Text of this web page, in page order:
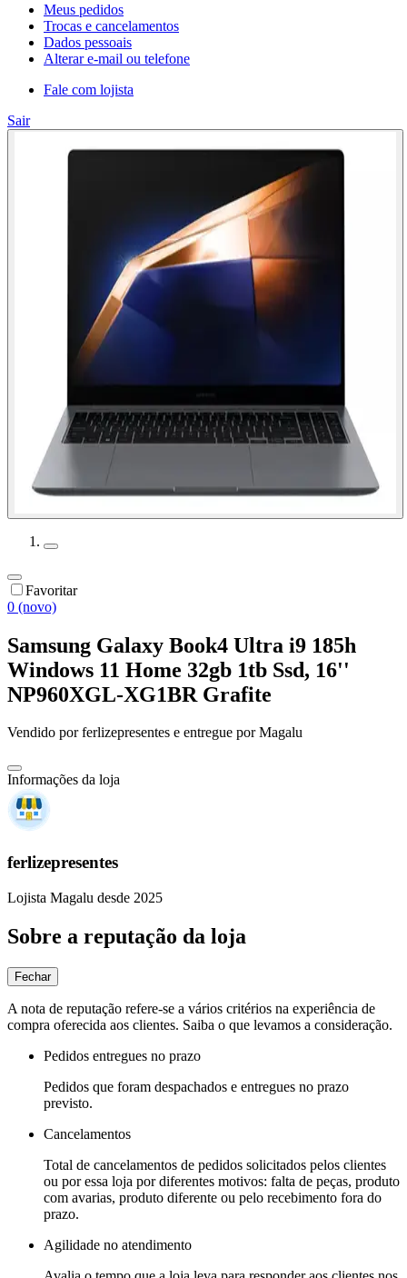
Meus pedidos
Trocas e cancelamentos
Dados pessoais
Alterar e-mail ou telefone
Fale com lojista
Sair
Favoritar
0 (novo)
Samsung Galaxy Book4 Ultra i9 185h
Windows 11 Home 32gb 1tb Ssd, 16''
NP960XGL-XG1BR Grafite
Vendido porferlizepresentes e entregue por Magalu
Informações da loja
ferlizepresentes
Lojista Magalu desde 2025
Sobre a reputação da loja
Fechar
A nota de reputação refere-se a vários critérios na experiência de
compra oferecida aos clientes. Saiba o que levamos a consideração.
Pedidos entregues no prazo
Pedidos que foram despachados e entregues no prazo
previsto.
Cancelamentos
Total de cancelamentos de pedidos solicitados pelos clientes
ou por essa loja por diferentes motivos: falta de peças, produto
com avarias, produto diferente ou pelo recebimento fora do
prazo.
Agilidade no atendimento